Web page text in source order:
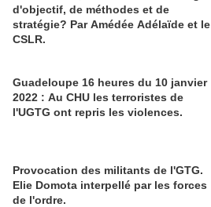
divisés à ce sujet et Elie en voudra à
leur majorité que son génie ne séduit
pas. C'est comme en amour le fluide
d'objectif, de méthodes et de
stratégie? Par Amédée Adélaïde et le
CSLR.
Guadeloupe 16 heures du 10 janvier
2022 : Au CHU les terroristes de
l'UGTG ont repris les violences.
Provocation des militants de l'GTG.
Elie Domota interpellé par les forces
de l'ordre.